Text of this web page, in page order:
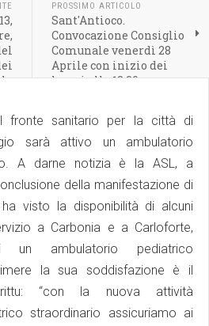
PROSSIMO ARTICOLO
Sant'Antioco.
Convocazione Consiglio
Comunale venerdì 28
Aprile con inizio dei
lavori alle 18:30
fronte sanitario per la città di
sarà attivo un ambulatorio
A darne notizia è la ASL, a
della manifestazione di
visto la disponibilità di alcuni
a Carbonia e a Carloforte,
un ambulatorio pediatrico
la sua soddisfazione è il
“con la nuova attività
straordinario assicuriamo ai